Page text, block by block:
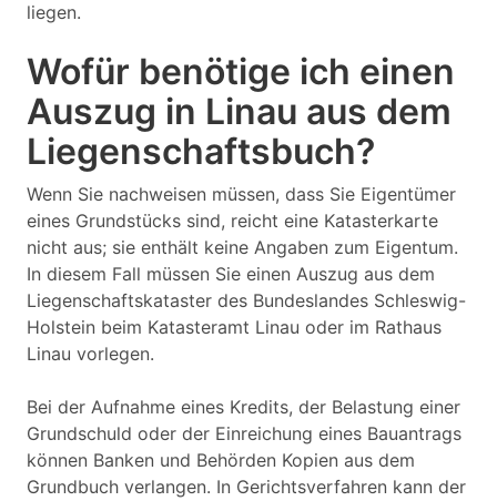
liegen.
Wofür benötige ich einen
Auszug in Linau aus dem
Liegenschaftsbuch?
Wenn Sie nachweisen müssen, dass Sie Eigentümer
eines Grundstücks sind, reicht eine Katasterkarte
nicht aus; sie enthält keine Angaben zum Eigentum.
In diesem Fall müssen Sie einen Auszug aus dem
Liegenschaftskataster des Bundeslandes Schleswig-
Holstein beim Katasteramt Linau oder im Rathaus
Linau vorlegen.
Bei der Aufnahme eines Kredits, der Belastung einer
Grundschuld oder der Einreichung eines Bauantrags
können Banken und Behörden Kopien aus dem
Grundbuch verlangen. In Gerichtsverfahren kann der